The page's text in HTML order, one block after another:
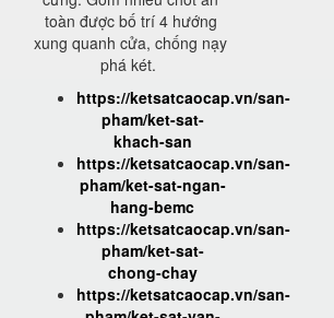
toàn được bố trí 4 hướng
xung quanh cửa, chống nạy
phá két.
https://ketsatcaocap.vn/san-
pham/ket-sat-
khach-san
https://ketsatcaocap.vn/san-
pham/ket-sat-ngan-
hang-bemc
https://ketsatcaocap.vn/san-
pham/ket-sat-
chong-chay
https://ketsatcaocap.vn/san-